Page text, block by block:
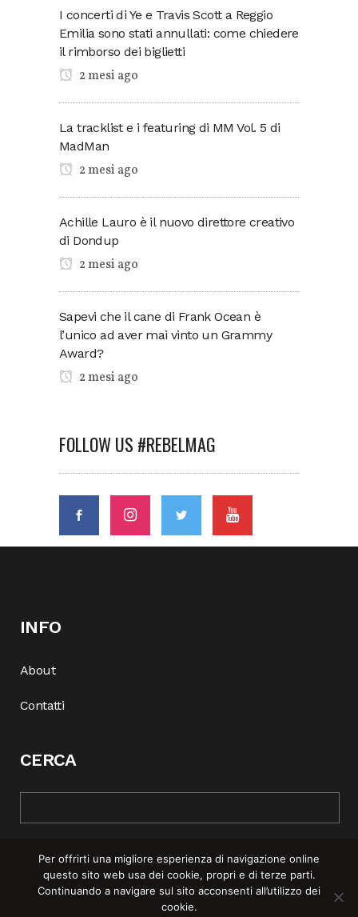
I concerti di Ye e Travis Scott a Reggio
Emilia sono stati annullati: come chiedere
il rimborso dei biglietti
2 mesi ago
La tracklist e i featuring di MM Vol. 5 di
MadMan
2 mesi ago
Achille Lauro è il nuovo direttore creativo
di Dondup
2 mesi ago
Sapevi che il cane di Frank Ocean è
l’unico ad aver mai vinto un Grammy
Award?
2 mesi ago
FOLLOW US #REBELMAG
INFO
About
Contatti
CERCA
© COPYRIGHT 2025 | REBEL MAG —
Per offrirti una migliore esperienza di navigazione online
questo sito web usa dei cookie, propri e di terze parti.
Continuando a navigare sul sito acconsenti all’utilizzo dei
cookie.